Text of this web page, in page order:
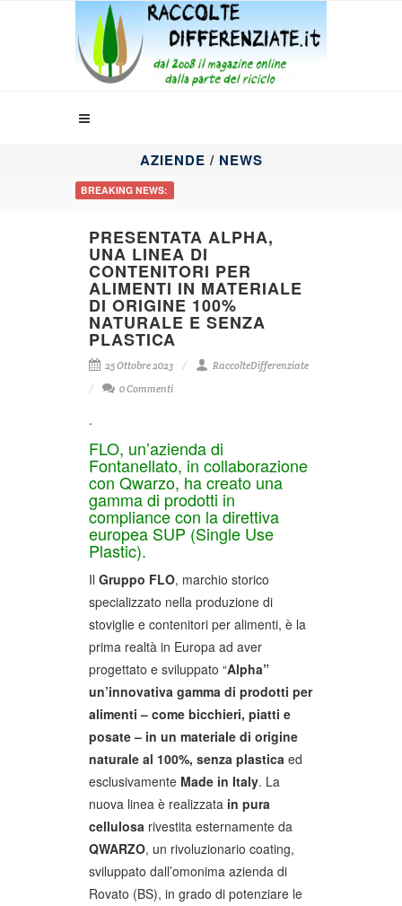
AZIENDE / NEWS
BREAKING NEWS:
PRESENTATA ALPHA,
UNA LINEA DI
CONTENITORI PER
ALIMENTI IN MATERIALE
DI ORIGINE 100%
NATURALE E SENZA
PLASTICA
25 Ottobre 2023
RaccolteDifferenziate
0 Commenti
.
FLO, un’azienda di
Fontanellato, in collaborazione
con Qwarzo, ha creato una
gamma di prodotti in
compliance con la direttiva
europea SUP (Single Use
Plastic).
Il Gruppo FLO, marchio storico
specializzato nella produzione di
stoviglie e contenitori per alimenti, è la
prima realtà in Europa ad aver
progettato e sviluppato “Alpha”
un’innovativa gamma di prodotti per
alimenti – come bicchieri, piatti e
posate – in un materiale di origine
naturale al 100%, senza plastica ed
esclusivamente Made in Italy. La
nuova linea è realizzata in pura
cellulosa rivestita esternamente da
QWARZO, un rivoluzionario coating,
sviluppato dall’omonima azienda di
Rovato (BS), in grado di potenziare le